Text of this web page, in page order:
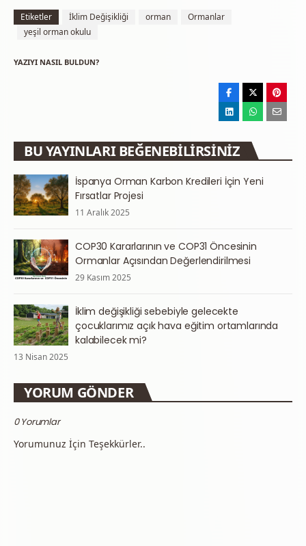
Etiketler İklim Değişikliği orman
Ormanlar
yeşil orman okulu
YAZIYI NASIL BULDUN?
BU YAYINLARI BEĞENEBILIRSINIZ
İspanya Orman Karbon Kredileri İçin Yeni
Fırsatlar Projesi
11 Aralık 2025
COP30 Kararlarının ve COP31 Öncesinin
Ormanlar Açısından Değerlendirilmesi
29 Kasım 2025
İklim değişikliği sebebiyle gelecekte
çocuklarımız açık hava eğitim ortamlarında
kalabilecek mi?
13 Nisan 2025
YORUM GÖNDER
0 Yorumlar
Yorumunuz İçin Teşekkürler..